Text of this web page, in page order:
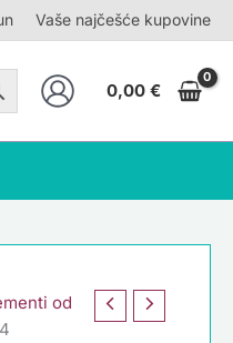
Vaše najčešće kupovine
0,00 €
od